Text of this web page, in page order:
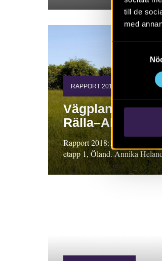
till de
med
RAPPORT 2018:115
Vägplan för
Rälla–Algutsrum
Rapport 2018:115.
etapp 1, Öland. Annika